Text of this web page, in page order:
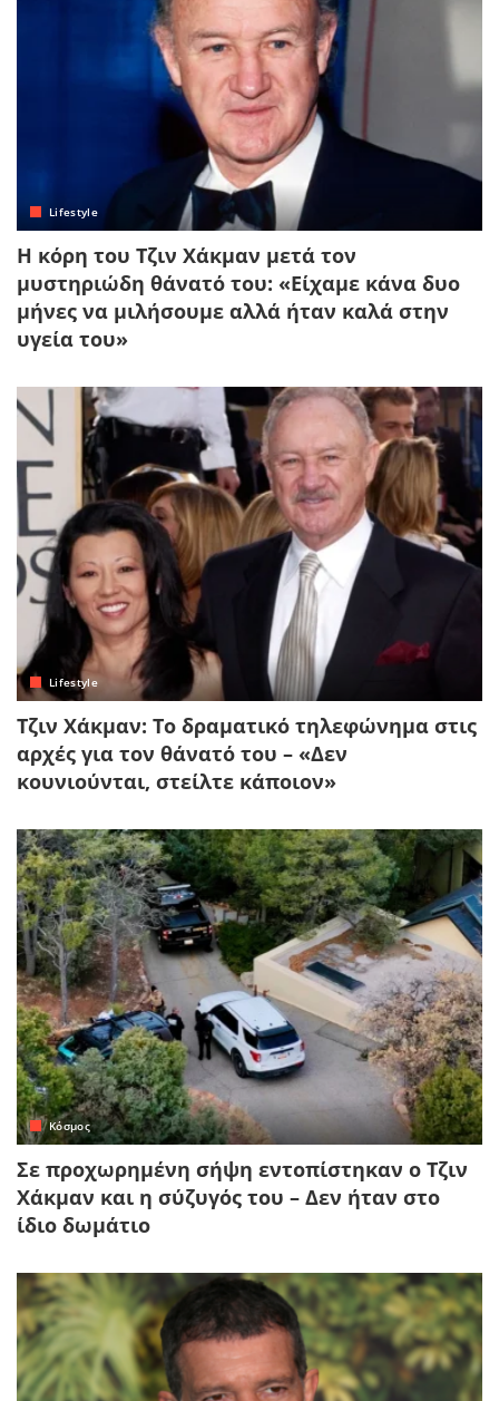
Lifestyle
Η κόρη του Τζιν Χάκμαν μετά τον
μυστηριώδη θάνατό του: «Είχαμε κάνα δυο
μήνες να μιλήσουμε αλλά ήταν καλά στην
υγεία του»
Lifestyle
Τζιν Χάκμαν: Το δραματικό τηλεφώνημα στις
αρχές για τον θάνατό του – «Δεν
κουνιούνται, στείλτε κάποιον»
Κόσμος
Σε προχωρημένη σήψη εντοπίστηκαν ο Τζιν
Χάκμαν και η σύζυγός του – Δεν ήταν στο
ίδιο δωμάτιο